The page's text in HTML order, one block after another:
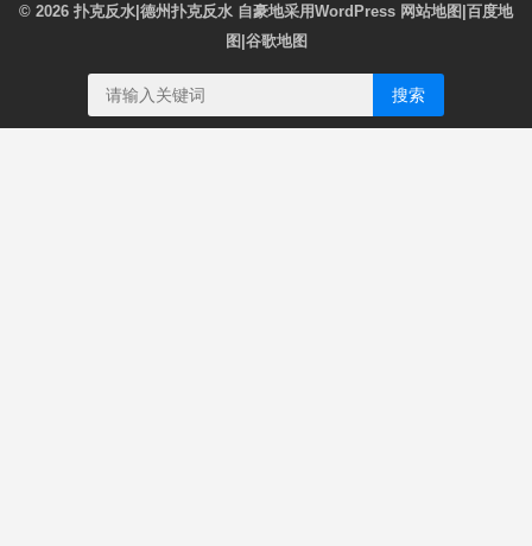
© 2026 扑克反水|德州扑克反水 自豪地采用WordPress 网站地图 百度地
图 谷歌地图
搜索